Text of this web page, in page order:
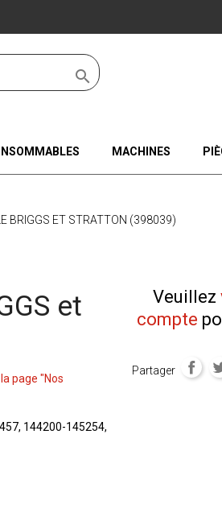

MACHINES
BRIGGS ET STRATTON (398039)
et
page "Nos
144200-145254,
Veuillez
compte
Partager